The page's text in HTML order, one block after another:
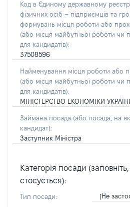
Код в Єдиному державному
фізичних осіб – підприємців та
формувань місця роботи або
(або місця майбутньої роботи чи
для кандидатів):
37508596
Найменування місця роботи або
(або місця майбутньої роботи чи
для кандидатів):
МІНІСТЕРСТВО ЕКОНОМІКИ
Займана посада (або посада, на
кандидат):
Заступник Міністра
Категорія посади
стосується):
Тип посади: [Не